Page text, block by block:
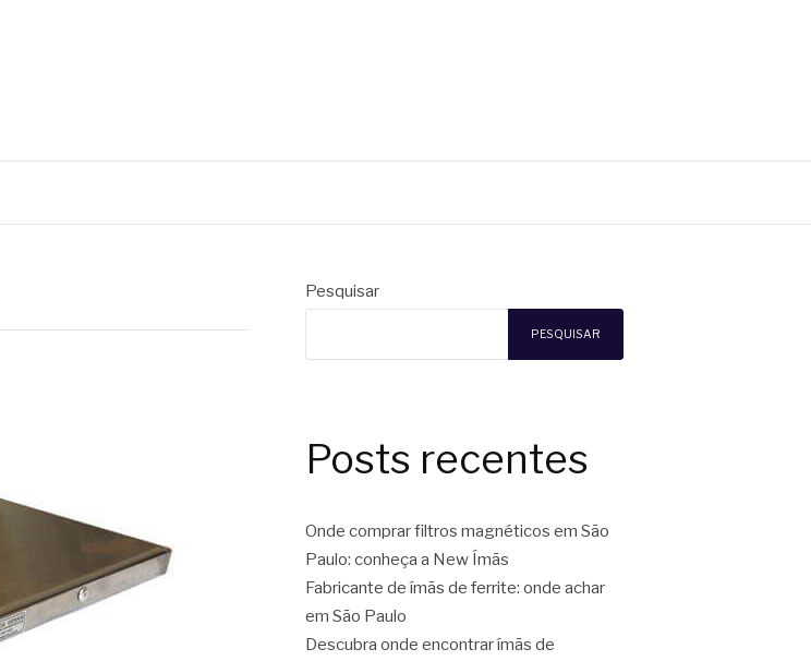
Pesquisar
PESQUISAR
Posts recentes
Onde comprar filtros magnéticos em São
Paulo: conheça a New Ímãs
Fabricante de ímãs de ferrite: onde achar
em São Paulo
Descubra onde encontrar ímãs de